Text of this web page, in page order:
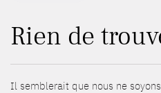
Rien de
Il semblerait que nous ne